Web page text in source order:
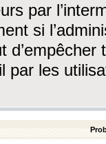
par
si
par les